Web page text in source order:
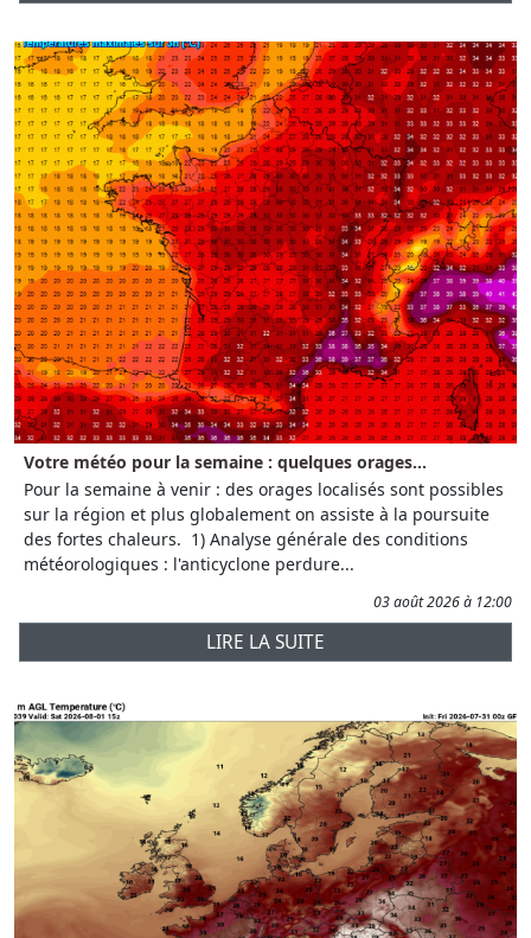
Votre météo pour la semaine : quelques orages...
Pour la semaine à venir : des orages localisés sont possibles
sur la région et plus globalement on assiste à la poursuite
des fortes chaleurs. 1) Analyse générale des conditions
météorologiques : l'anticyclone perdure...
03 août 2026 à 12:00
LIRE LA SUITE